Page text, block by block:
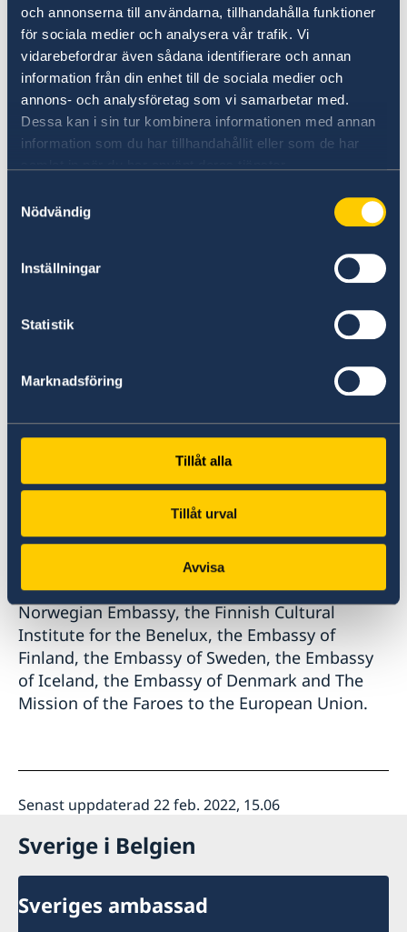
och annonserna till användarna, tillhandahålla funktioner
för sociala medier och analysera vår trafik. Vi
vidarebefordrar även sådana identifierare och annan
information från din enhet till de sociala medier och
annons- och analysföretag som vi samarbetar med.
Dessa kan i sin tur kombinera informationen med annan
information som du har tillhandahållit eller som de har
Nödvändig
Inställningar
Statistik
Marknadsföring
Tillåt alla
Tillåt urval
Avvisa
Ida Östensson |Feminist and co-founder of
the Fatta movement (Sweden)
Moderated byCatherine Van De Heyning |
Professor of European Fundamental Rights at
University of Antwerp -Expert Advisory
With opening words from the Norwegian
8:30 Doors Open, Breakfast
9:00 - 10:30 CET Panel discussion with Q&A
We invite you to register for the event via
Stay up to date with the latest news by
The International Women’s Day Nordic
Breakfast Discussion is organised by the
Norwegian Embassy,the Finnish Cultural
Institute for the Benelux, the Embassy of
Finland, the Embassy of Sweden, the Embassy
of Iceland, the Embassy of Denmark and The
Mission of the Faroes to the European Union.
Senast uppdaterad 22 feb. 2022, 15.06
Sverige i Belgien
Sveriges ambassad